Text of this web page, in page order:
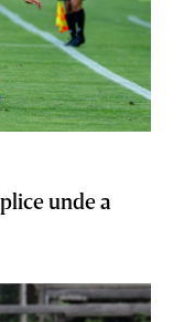
unde a